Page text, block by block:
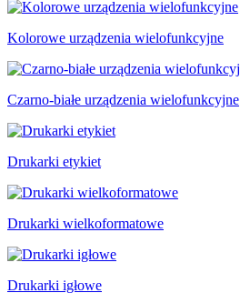
Kolorowe urządzenia wielofunkcyjne
Czarno-białe urządzenia wielofunkcyjne
Drukarki etykiet
Drukarki wielkoformatowe
Drukarki igłowe